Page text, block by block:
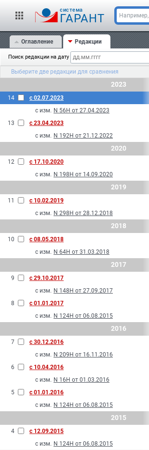
cистема
ГАРАНТ Например,
Оглавление Редакции
Поиск редакции на дату
Выберите две редакции для сравнения
2023
14
с 02.07.2023
с изм. N 56Н от 27.04.2023
13
с 23.04.2023
с изм. N 192Н от 21.12.2022
2020
12
с 17.10.2020
с изм. N 198Н от 14.09.2020
2019
11
с 10.02.2019
с изм. N 298Н от 28.12.2018
2018
10
с 08.05.2018
с изм. N 64Н от 31.03.2018
2017
9
с 29.10.2017
с изм. N 148Н от 27.09.2017
8
с 01.01.2017
с изм. N 124Н от 06.08.2015
2016
7
с 30.12.2016
с изм. N 209Н от 16.11.2016
6
с 10.04.2016
с изм. N 16Н от 01.03.2016
5
с 01.01.2016
с изм. N 124Н от 06.08.2015
2015
4
с 12.09.2015
с изм. N 124Н от 06.08.2015